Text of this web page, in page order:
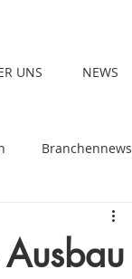
UNS NEWS
Branchennews